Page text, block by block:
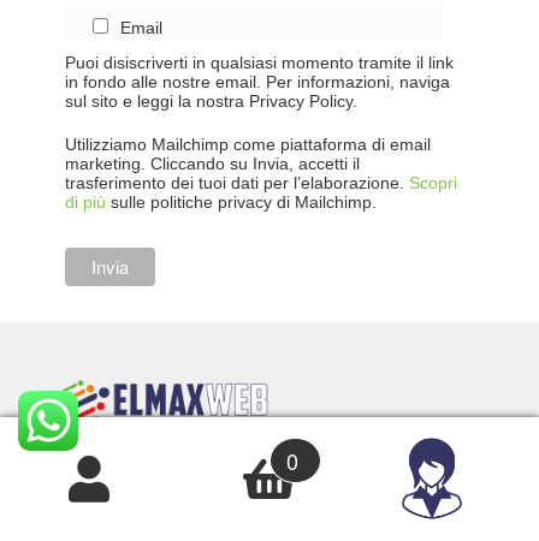
Email
Puoi disiscriverti in qualsiasi momento tramite il link
in fondo alle nostre email. Per informazioni, naviga
sul sito e leggi la nostra Privacy Policy.
Utilizziamo Mailchimp come piattaforma di email
marketing. Cliccando su Invia, accetti il
trasferimento dei tuoi dati per l’elaborazione. Scopri
di più sulle politiche privacy di Mailchimp.
0